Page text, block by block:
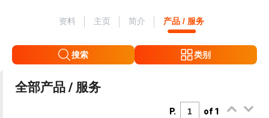
资料 主页 简介 产品 / 服务
搜索 类别
全部产品 / 服务
P. of 1